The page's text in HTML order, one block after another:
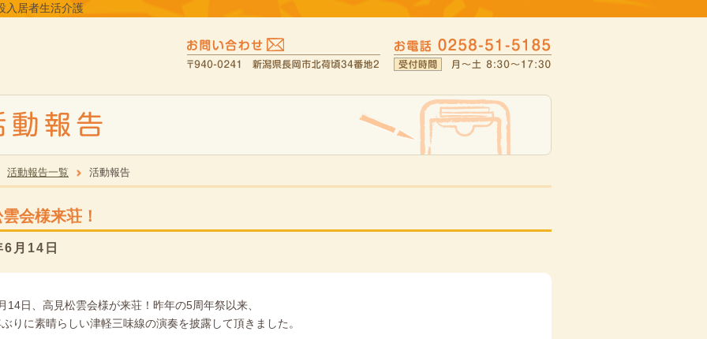
居者生活介護
活動報告一覧 活動報告
会様来荘！
月14日
日、高見松雲会様が来荘！昨年の5周年祭以来、
りに素晴らしい津軽三味線の演奏を披露して頂きました。